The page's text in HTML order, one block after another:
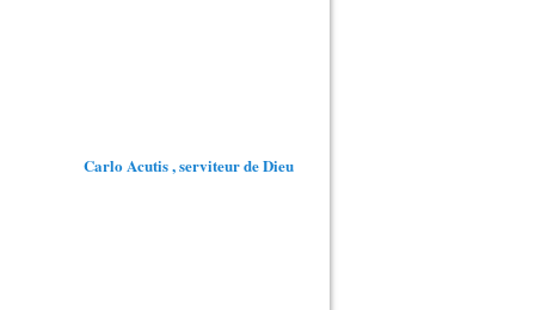
Carlo Acutis , serviteur de Dieu